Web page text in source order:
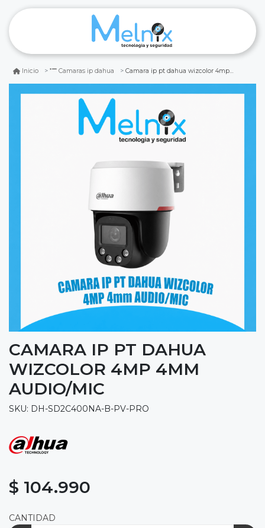
Inicio Camaras ip dahua Camara ip pt dahua wizcolor 4mp 4mm audio/mic
CAMARA IP PT DAHUA
WIZCOLOR 4MP 4MM
AUDIO/MIC
SKU: DH-SD2C400NA-B-PV-PRO
$ 104.990
CANTIDAD